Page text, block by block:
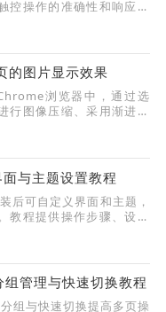
控操作的准确性和响应速
图片显示效果
浏览器中，通过选
行图像压缩、采用渐进式
速地展示给用户，提升页
。
与主题设置教程
后可自定义界面和主题，
教程提供操作步骤、设置
管理与快速切换教程
组与快速切换提高多页操